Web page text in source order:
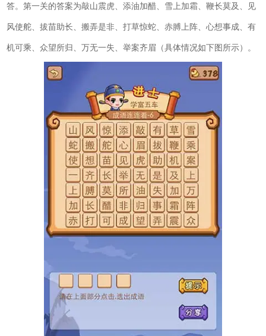
答。第一关的答案为敲山震虎、添油加醋、雪上加霜、鞭长莫及、见
风使舵、拔苗助长、搬弄是非、打草惊蛇、赤膊上阵、心想事成、有
机可乘、众望所归、万无一失、举案齐眉（具体情况如下图所示）。